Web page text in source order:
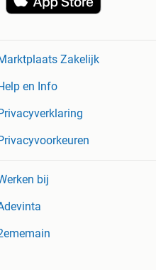
Zakelijk
en Info
bij